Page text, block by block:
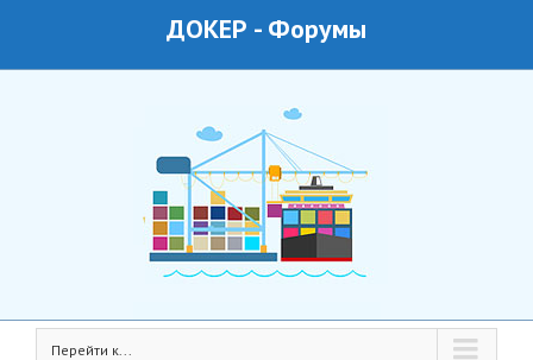
ДОКЕР - Форумы
Перейти к...